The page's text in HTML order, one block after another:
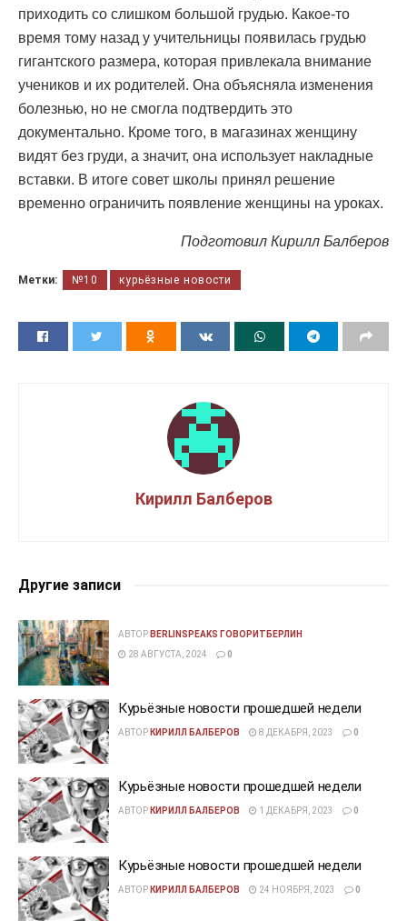
приходить со слишком большой грудью. Какое-то
время тому назад у учительницы появилась грудью
гигантского размера, которая привлекала внимание
учеников и их родителей. Она объясняла изменения
болезнью, но не смогла подтвердить это
документально. Кроме того, в магазинах женщину
видят без груди, а значит, она использует накладные
вставки. В итоге совет школы принял решение
временно ограничить появление женщины на уроках.
Подготовил Кирилл Балберов
Метки: №10 курьёзные новости
Кирилл Балберов
Другие записи
АВТОР BERLINSPEAKS ГОВОРИТБЕРЛИН
28 АВГУСТА, 2024
0
Курьёзные новости прошедшей недели
АВТОР КИРИЛЛ БАЛБЕРОВ 8 ДЕКАБРЯ, 2023 0
Курьёзные новости прошедшей недели
АВТОР КИРИЛЛ БАЛБЕРОВ 1 ДЕКАБРЯ, 2023 0
Курьёзные новости прошедшей недели
АВТОР КИРИЛЛ БАЛБЕРОВ 24 НОЯБРЯ, 2023 0